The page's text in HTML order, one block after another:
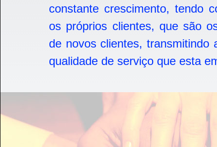
constante crescimento, tendo
os próprios clientes, que são
de novos clientes, transmitindo
qualidade de serviço que esta